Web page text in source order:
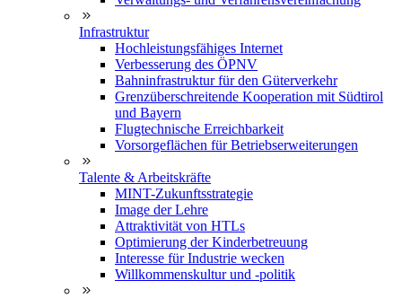
Infrastruktur
Hochleistungsfähiges Internet
Verbesserung des ÖPNV
Bahninfrastruktur für den Güterverkehr
Grenzüberschreitende Kooperation mit Südtirol
und Bayern
Flugtechnische Erreichbarkeit
Vorsorgeflächen für Betriebserweiterungen
Talente & Arbeitskräfte
MINT-Zukunftsstrategie
Image der Lehre
Attraktivität von HTLs
Optimierung der Kinderbetreuung
Interesse für Industrie wecken
Willkommenskultur und -politik